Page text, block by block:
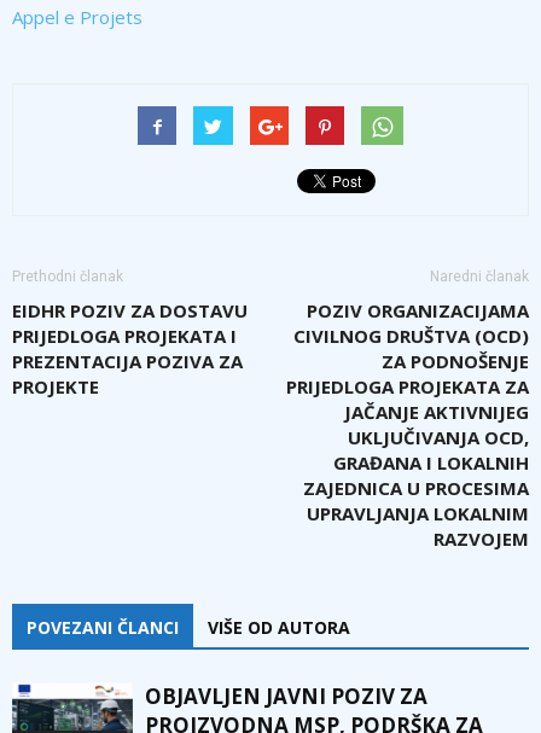
Appel e Projets
Prethodni članak
EIDHR POZIV ZA DOSTAVU
PRIJEDLOGA PROJEKATA I
PREZENTACIJA POZIVA ZA
PROJEKTE
Naredni članak
POZIV ORGANIZACIJAMA
CIVILNOG DRUŠTVA (OCD)
ZA PODNOŠENJE
PRIJEDLOGA PROJEKATA ZA
JAČANJE AKTIVNIJEG
UKLJUČIVANJA OCD,
GRAĐANA I LOKALNIH
ZAJEDNICA U PROCESIMA
UPRAVLJANJA LOKALNIM
RAZVOJEM
POVEZANI ČLANCI VIŠE OD AUTORA
OBJAVLJEN JAVNI POZIV ZA
PROIZVODNA MSP, PODRŠKA ZA